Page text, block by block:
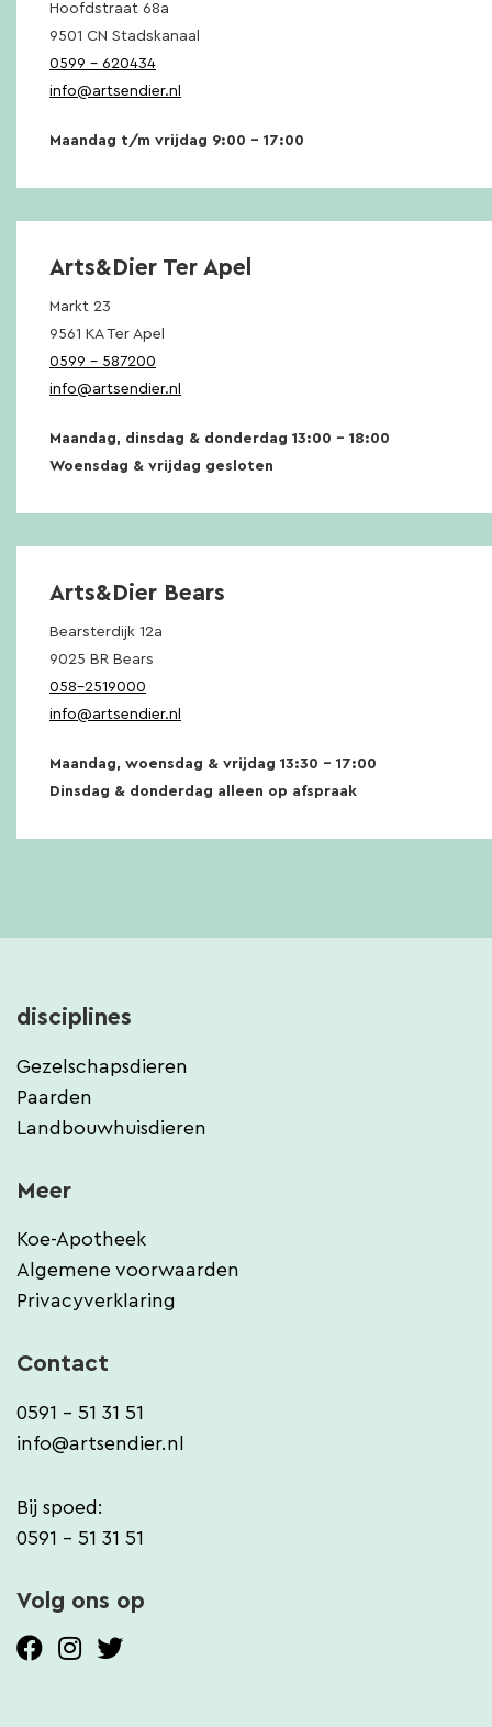
Hoofdstraat 68a
9501 CN Stadskanaal
0599 – 620434
info@artsendier.nl
Maandag t/m vrijdag 9:00 – 17:00
Arts&Dier Ter Apel
Markt 23
9561 KA Ter Apel
0599 – 587200
info@artsendier.nl
Maandag, dinsdag & donderdag 13:00 – 18:00
Woensdag & vrijdag gesloten
Arts&Dier Bears
Bearsterdijk 12a
9025 BR Bears
058-2519000
info@artsendier.nl
Maandag, woensdag & vrijdag 13:30 – 17:00
Dinsdag & donderdag alleen op afspraak
disciplines
Gezelschapsdieren
Paarden
Landbouwhuisdieren
Meer
Koe-Apotheek
Algemene voorwaarden
Privacyverklaring
Contact
0591 - 51 31 51
info@artsendier.nl
Bij spoed:
0591 - 51 31 51
Volg ons op